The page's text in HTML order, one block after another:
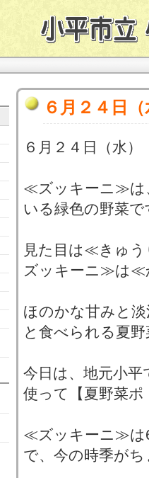
６月２４日
６月２４日（水
≪ズッキーニ≫は
いる緑色の野菜で
見た目は≪きゅ
ズッキーニ≫は≪
ほのかな甘みと
と食べられる夏
今日は、地元小
使って【夏野菜
≪ズッキーニ≫は
で、今の時季が